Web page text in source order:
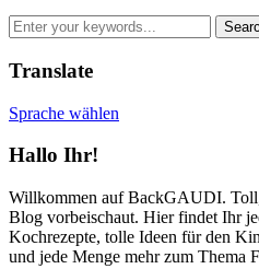
Translate
Sprache wählen
Hallo Ihr!
Willkommen auf BackGAUDI.
Blog vorbeischaut. Hier findet Ihr
Kochrezepte, tolle Ideen für den
und jede Menge mehr zum